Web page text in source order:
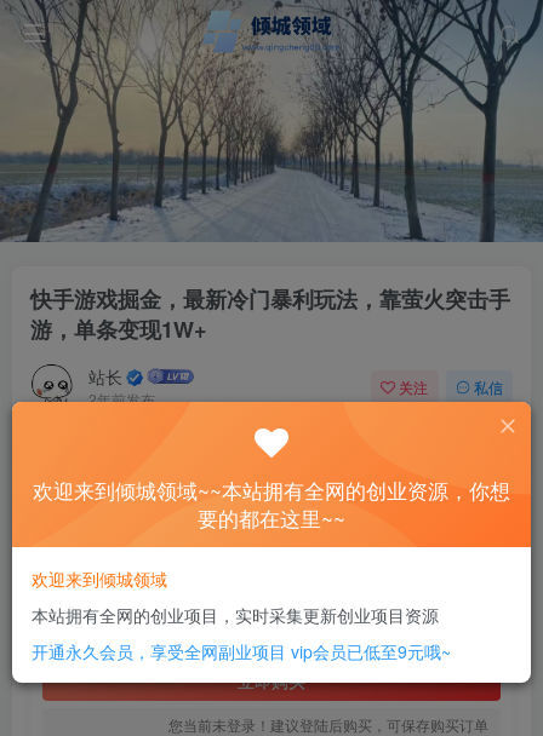
快手游戏掘金，最新冷门暴利玩法，靠萤火突击手
游，单条变现1W+
站长
2年前发布
关注 私信
快手游戏掘金，最新冷门暴利玩法，靠萤火突击手游，单条变现1W+
此内容为付费资源，请付费后查看
SVIP全站会员 免费
立即购买
您当前未登录！建议登陆后购买，可保存购买订单
已售 8
欢迎来到倾城领域~~本站拥有全网的创业资源，你想
要的都在这里~~
欢迎来到倾城领域
本站拥有全网的创业项目，实时采集更新创业项目资源
开通永久会员，享受全网副业项目 vip会员已低至9元哦~